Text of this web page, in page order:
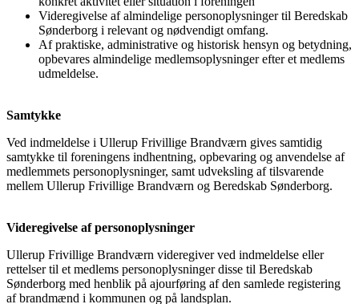
Videregivelse af almindelige personoplysninger til Beredskab
Sønderborg i relevant og nødvendigt omfang.
Af praktiske, administrative og historisk hensyn og betydning,
opbevares almindelige medlemsoplysninger efter et medlems
udmeldelse.
Samtykke
Ved indmeldelse i Ullerup Frivillige Brandværn gives samtidig
samtykke til foreningens indhentning, opbevaring og anvendelse af
medlemmets personoplysninger, samt udveksling af tilsvarende
mellem Ullerup Frivillige Brandværn og Beredskab Sønderborg.
Videregivelse af personoplysninger
Ullerup Frivillige Brandværn videregiver ved indmeldelse eller
rettelser til et medlems personoplysninger disse til Beredskab
Sønderborg med henblik på ajourføring af den samlede registering
af brandmænd i kommunen og på landsplan.